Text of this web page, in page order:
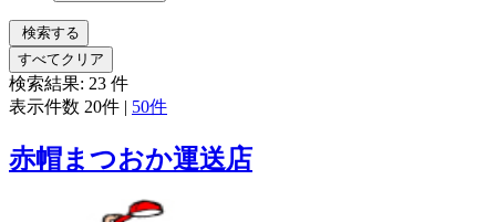
検索する
すべてクリア
検索結果: 23 件
表示件数 20件 | 50件
赤帽まつおか運送店